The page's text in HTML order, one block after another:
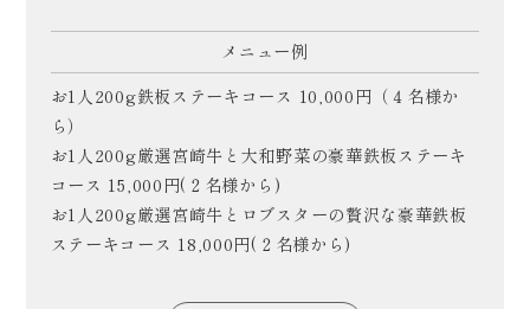
メニュー例
お1人200g鉄板ステーキコース 10,000円（４名様か
ら）
お1人200g厳選宮崎牛と大和野菜の豪華鉄板ステーキ
コース 15,000円(２名様から)
お1人200g厳選宮崎牛とロブスターの贅沢な豪華鉄板
ステーキコース 18,000円(２名様から)